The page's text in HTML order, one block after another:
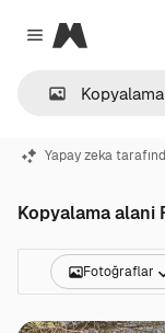
Close menu
Magnific
Yapay zeka
Kopyalama alani
Fotoğraflar